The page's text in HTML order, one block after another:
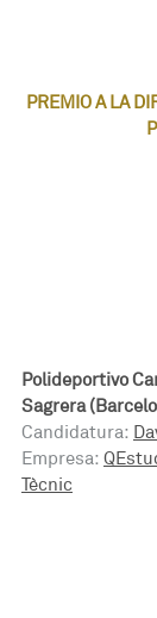
PREMIO A LA
Polideportivo
Sagrera
Candidatura:
Empresa:
Tècnic